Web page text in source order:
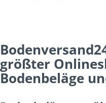
größter
Bodenbeläge